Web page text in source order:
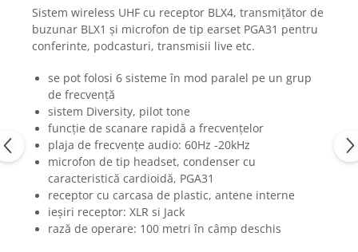
Microfoane cu fir pentru live
Microfoane de captura
Microfoane pentru instrumente
Microfoane USB - Podcast, Gaming
Seturi de microfoane
Sisteme wireless
Mixere
Accesorii mixere
Mixere analogice
Mixere digitale
Mixere pentru DJ
Sistem wireless UHF cu receptor BLX4, transmițător de
buzunar BLX1 și microfon de tip earset PGA31 pentru
conferinte, podcasturi, transmisii live etc.
se pot folosi 6 sisteme în mod paralel pe un grup
de frecvență
sistem Diversity, pilot tone
funcție de scanare rapidă a frecvențelor
plaja de frecvențe audio: 60Hz -20kHz
microfon de tip headset, condenser cu
caracteristică cardioidă, PGA31
receptor cu carcasa de plastic, antene interne
ieșiri receptor: XLR si Jack
rază de operare: 100 metri în câmp deschis